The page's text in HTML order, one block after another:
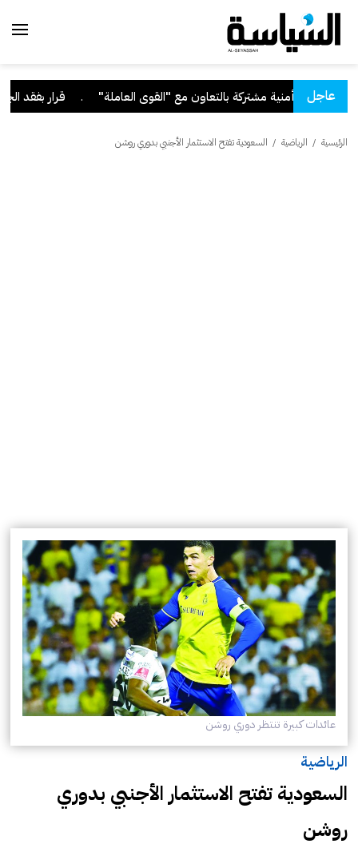
عاجل . قرار بفقد الجنسية من
الرئيسية / الرياضية / السعودية تفتح الاستثمار الأجنبي بدوري روشن
عائدات كبيرة تنتظر دوري روشن
الرياضية
السعودية تفتح الاستثمار الأجنبي بدوري
روشن